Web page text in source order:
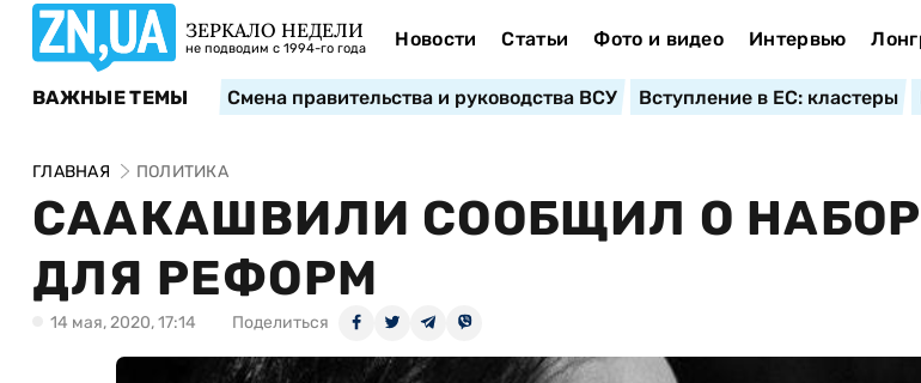
ЗЕРКАЛО НЕДЕЛИ
не подводим с 1994-го года Новости Статьи Фото и видео Интервью
ВАЖНЫЕ ТЕМЫ Смена правительства и руководства ВСУ Вступление в ЕС: кластеры
ГЛАВНАЯ ПОЛИТИКА
СААКАШВИЛИ СООБЩИЛ О
ДЛЯ РЕФОРМ
14 мая, 2020, 17:14 Поделиться